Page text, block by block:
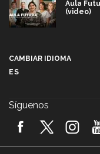
Aula
(video)
2026!
CAMBIAR IDIOMA
ES
Síguenos